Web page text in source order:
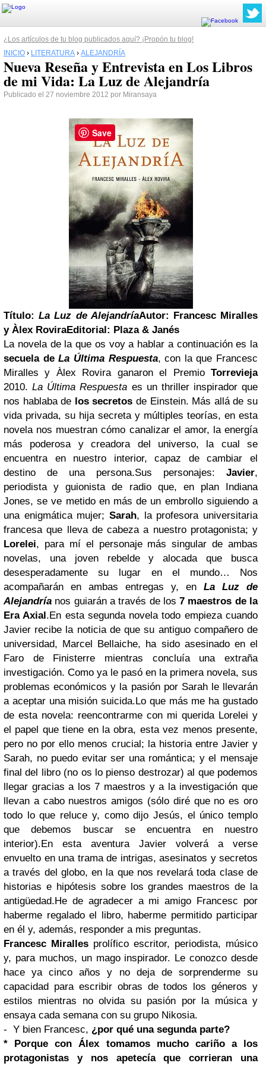
¿Los artículos de tu blog publicados aquí? ¡Propón tu blog!
INICIO › LITERATURA › ALEJANDRÍA
Nueva Reseña y Entrevista en Los Libros
de mi Vida: La Luz de Alejandría
Publicado el 27 noviembre 2012 por Miransaya
Título:La Luz de AlejandríaAutor: Francesc Miralles
y Àlex RoviraEditorial: Plaza & Janés
La novela de la que os voy a hablar a continuación es la
secuela deLa Última Respuesta, con la que Francesc
Miralles y Àlex Rovira ganaron el Premio Torrevieja
2010.La Última Respuesta es un thriller inspirador que
nos hablaba de los secretos de Einstein. Más allá de su
vida privada, su hija secreta y múltiples teorías, en esta
novela nos muestran cómo canalizar el amor, la energía
más poderosa y creadora del universo, la cual se
encuentra en nuestro interior, capaz de cambiar el
destino de una persona.Sus personajes: Javier,
periodista y guionista de radio que, en plan Indiana
Jones, se ve metido en más de un embrollo siguiendo a
una enigmática mujer; Sarah, la profesora universitaria
francesa que lleva de cabeza a nuestro protagonista; y
Lorelei, para mí el personaje más singular de ambas
novelas, una joven rebelde y alocada que busca
desesperadamente su lugar en el mundo… Nos
acompañarán en ambas entregas y, en La Luz de
Alejandría nos guiarán a través de los7 maestros de la
Era Axial.En esta segunda novela todo empieza cuando
Javier recibe la noticia de que su antiguo compañero de
universidad, Marcel Bellaiche, ha sido asesinado en el
Faro de Finisterre mientras concluía una extraña
investigación. Como ya le pasó en la primera novela, sus
problemas económicos y la pasión por Sarah le llevarán
a aceptar una misión suicida.Lo que más me ha gustado
de esta novela: reencontrarme con mi querida Lorelei y
el papel que tiene en la obra, esta vez menos presente,
pero no por ello menos crucial; la historia entre Javier y
Sarah, no puedo evitar ser una romántica; y el mensaje
final del libro (no os lo pienso destrozar) al que podemos
llegar gracias a los 7 maestros y a la investigación que
llevan a cabo nuestros amigos (sólo diré que no es oro
todo lo que reluce y, como dijo Jesús, el único templo
que debemos buscar se encuentra en nuestro
interior).En esta aventura Javier volverá a verse
envuelto en una trama de intrigas, asesinatos y secretos
a través del globo, en la que nos revelará toda clase de
historias e hipótesis sobre los grandes maestros de la
antigüedad.He de agradecer a mi amigo Francesc por
haberme regalado el libro, haberme permitido participar
en él y, además, responder a mis preguntas.
Francesc Miralles prolífico escritor, periodista, músico
y, para muchos, un mago inspirador. Le conozco desde
hace ya cinco años y no deja de sorprenderme su
capacidad para escribir obras de todos los géneros y
estilos mientras no olvida su pasión por la música y
ensaya cada semana con su grupo Nikosia.
- Y bien Francesc, ¿por qué una segunda parte?
* Porque con Álex tomamos mucho cariño a los
protagonistas y nos apetecía que corrieran una
Save